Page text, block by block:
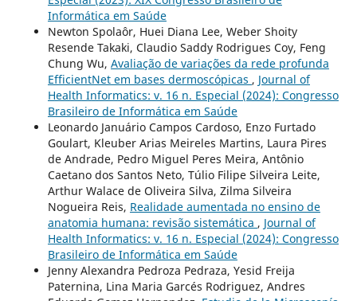
Informática em Saúde
Newton Spolaôr, Huei Diana Lee, Weber Shoity
Resende Takaki, Claudio Saddy Rodrigues Coy, Feng
Chung Wu, Avaliação de variações da rede profunda
EfficientNet em bases dermoscópicas , Journal of
Health Informatics: v. 16 n. Especial (2024): Congresso
Brasileiro de Informática em Saúde
Leonardo Januário Campos Cardoso, Enzo Furtado
Goulart, Kleuber Arias Meireles Martins, Laura Pires
de Andrade, Pedro Miguel Peres Meira, Antônio
Caetano dos Santos Neto, Túlio Filipe Silveira Leite,
Arthur Walace de Oliveira Silva, Zilma Silveira
Nogueira Reis, Realidade aumentada no ensino de
anatomia humana: revisão sistemática , Journal of
Health Informatics: v. 16 n. Especial (2024): Congresso
Brasileiro de Informática em Saúde
Jenny Alexandra Pedroza Pedraza, Yesid Freija
Paternina, Lina Maria Garcés Rodriguez, Andres